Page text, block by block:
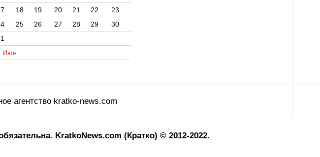
Июн
18 19 20 21 22
23
25 26 27 28 29
30
агентство kratko-news.com
KratkoNews.com (Кратко) © 2012-2022.